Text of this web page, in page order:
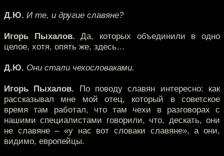
Д.Ю. И те, и другие славяне?
Игорь Пыхалов. Да, которых объединили в одно
целое, хотя, опять же, здесь…
Д.Ю. Они стали чехословаками.
Игорь Пыхалов. По поводу славян интересно: как
рассказывал мне мой отец, который в советское
время там работал, что там чехи в разговорах с
нашими специалистами говорили, что, дескать, они
не славяне – «у нас вот словаки славяне», а они,
видимо, европейцы.